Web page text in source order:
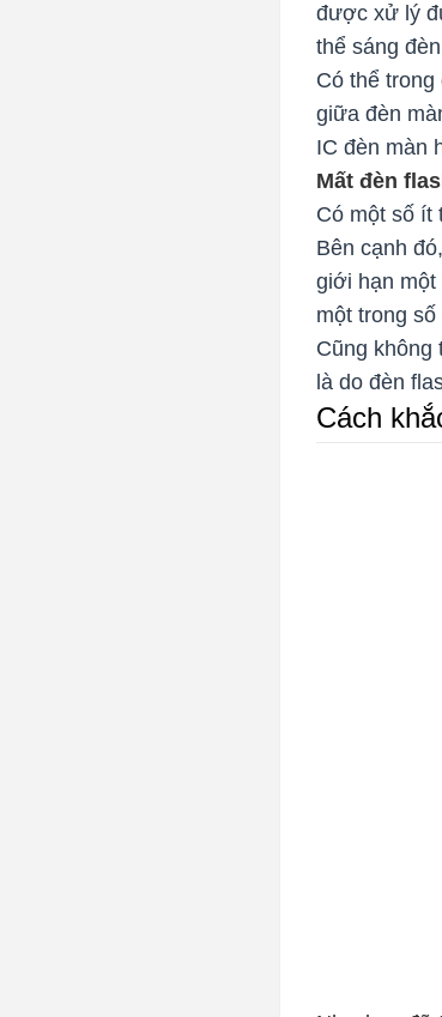
được xử lý
thể sáng
Có thể
giữa đèn
IC đèn màn
Mất đèn
Có một số ít
Bên cạnh
giới hạn một
một trong
Cũng không
là do đèn
Cách